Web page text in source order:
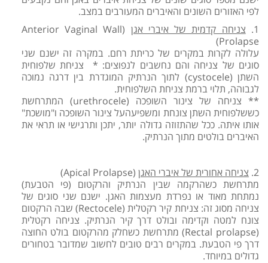
לפי האזורים השונים והאיברים המעורבים במצב.
1.
צניחה קדמית של איברי אגן
(Anterior Vaginal Wall
Prolapse)
עלולה לקרות במקרים של כריתת רחם. במקרה זה ישנם שני
סוגים של צניחה והם נחשבים לנפוצים: * צניחת שלפוחית
השתן (cystocele) לתוך הנרתיק המוגדרת בין דרגה נמוכה
לגבוהה, תלוי ברמת צניחת השלפוחית.
** צניחה של צינור השופכה (urethrocele) המתרחשת
כששלפוחית השתן צונחת ומשפיעהעל צינור השופכה ו"מושכת"
אותו איתה. ככל שהתזוזה גדולה יותר, יתכן ותרגישי או תראי את
האיברים בולטים מתוך הנרתיק.
2. צניחה אחורית של איברי האגן (Apical Prolapse)
מתרחשת כשהרקמה שבין הנרתיק והרקטום (פי הטבעת)
נמתחת מאוד או נפרדת מעצמות האגן. ישנם שני סוגים של
צניחה מסוג זה: צניחת קיר רקטלית (Rectocele) שבה הרקטום
צונח למטה וקדימה ובולט דרך קיר הנרתיק. צניחה רקטלית
(Rectal prolapse) מתרחשת כשחלק מהרקטום בולט החוצה
דרך פי הטבעת. במקרים רבים טובים לחשוב שמדובר בטחורים
גדולים במיוחד.